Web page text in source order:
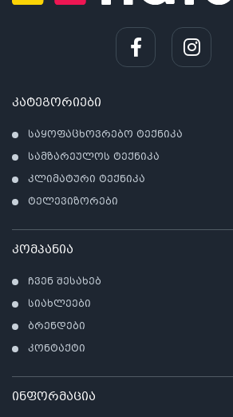
კატეგორიები
საყოფაცხოვრებო ტექნიკა
სამზარეულოს ტექნიკა
კლიმატური ტექნიკა
ტელევიზორები
კომპანია
ჩვენ შესახებ
სიახლეები
ბრენდები
კონტაქტი
ინფორმაცია